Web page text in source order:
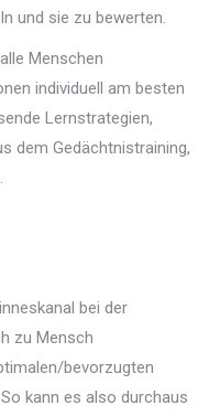
und sie zu bewerten.
Menschen
individuell am besten
Lernstrategien,
dem Gedächtnistraining,
bei der
zu Mensch
bevorzugten
kann es also durchaus